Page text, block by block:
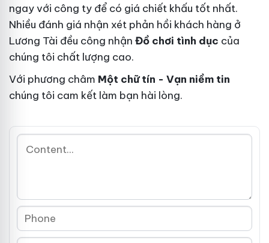
ngay với công ty để có giá chiết khấu tốt nhất.
Nhiều đánh giá nhận xét phản hồi khách hàng ở
Lương Tài đều công nhận Đồ chơi tình dục của
chúng tôi chất lượng cao.
Với phương châm Một chữ tín - Vạn niềm tin
chúng tôi cam kết làm bạn hài lòng.